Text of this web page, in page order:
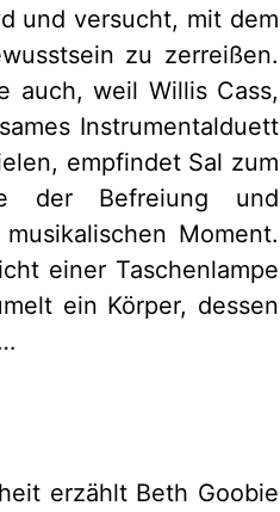
und versucht, mit dem
zu zerreißen.
auch, weil Willis Cass,
Instrumentalduett
empfindet Sal zum
der Befreiung und
Moment.
einer Taschenlampe
ein Körper, dessen
erzählt Beth Goobie